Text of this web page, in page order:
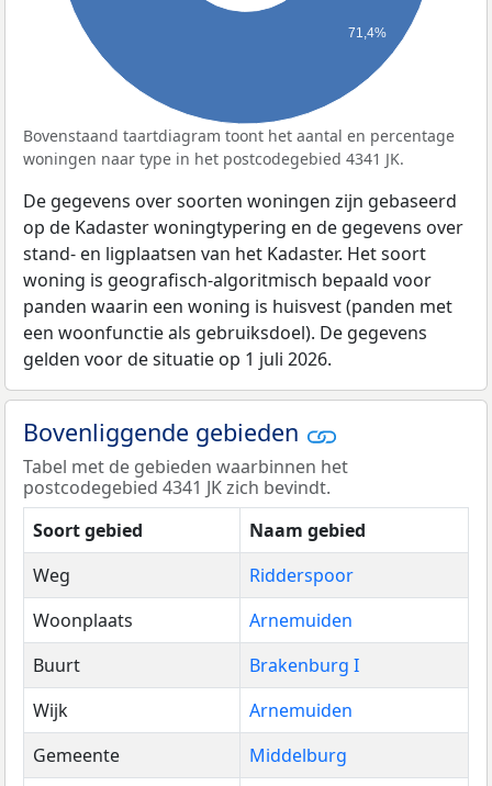
71,4%
Bovenstaand taartdiagram toont het aantal en percentage
woningen naar type in het postcodegebied 4341 JK.
De gegevens over soorten woningen zijn gebaseerd
op de Kadaster woningtypering en de gegevens over
stand- en ligplaatsen van het Kadaster. Het soort
woning is geografisch-algoritmisch bepaald voor
panden waarin een woning is huisvest (panden met
een woonfunctie als gebruiksdoel). De gegevens
gelden voor de situatie op 1 juli 2026.
Bovenliggende gebieden
Tabel met de gebieden waarbinnen het
postcodegebied 4341 JK zich bevindt.
Soort gebied
Naam gebied
Weg
Ridderspoor
Woonplaats
Arnemuiden
Buurt
Brakenburg I
Wijk
Arnemuiden
Gemeente
Middelburg